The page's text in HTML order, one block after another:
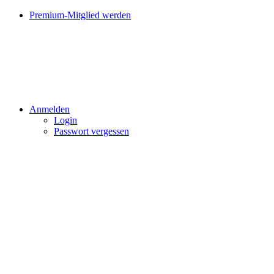
Premium-Mitglied werden
Anmelden
Login
Passwort vergessen